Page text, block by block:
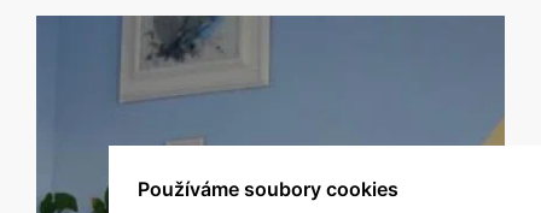
Používáme soubory cookies